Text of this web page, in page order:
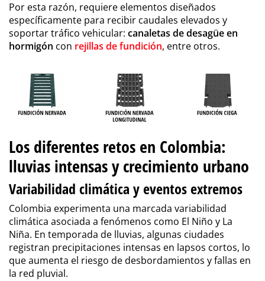
Por esta razón, requiere elementos diseñados
específicamente para recibir caudales elevados y
soportar tráfico vehicular: canaletas de desagüe en
hormigón con rejillas de fundición, entre otros.
Los diferentes retos en Colombia:
lluvias intensas y crecimiento urbano
Variabilidad climática y eventos extremos
Colombia experimenta una marcada variabilidad
climática asociada a fenómenos como El Niño y La
Niña. En temporada de lluvias, algunas ciudades
registran precipitaciones intensas en lapsos cortos, lo
que aumenta el riesgo de desbordamientos y fallas en
la red pluvial.